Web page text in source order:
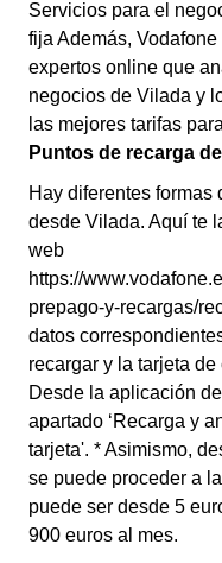
Servicios para el
fija Además,
expertos online que
negocios de Vilada y
las mejores tarifas
Puntos de recarga
Hay diferentes formas
desde Vilada. Aquí te
web
https://
prepago-y-recargas/
datos
recargar y la tarjeta
Desde la aplicación
apartado ‘Recarga y
tarjeta'. * Asimismo,
se puede proceder a
puede ser desde 5
900 euros al mes.